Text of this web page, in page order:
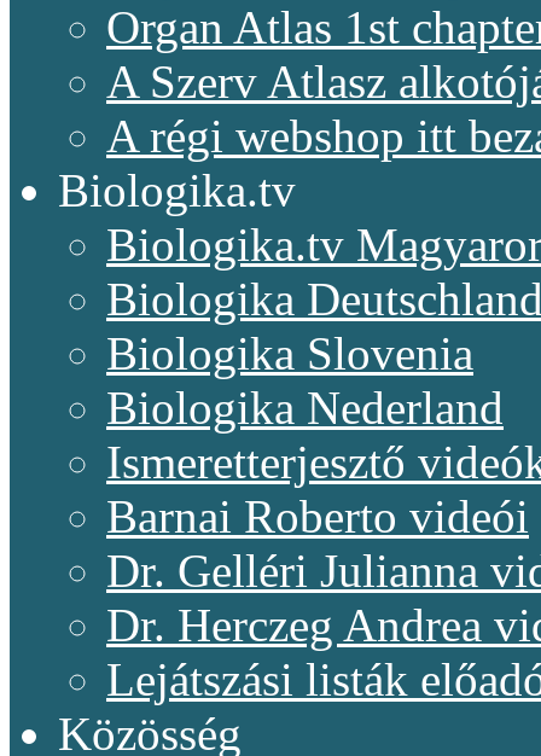
Organ Atlas 1st
A Szerv Atlasz
A régi webshop itt
Biologika.tv
Biologika.tv
Biologika
Biologika Slovenia
Biologika Nederland
Ismeretterjesztő
Barnai Roberto videói
Dr. Gelléri Julianna
Dr. Herczeg Andrea
Lejátszási listák
Közösség